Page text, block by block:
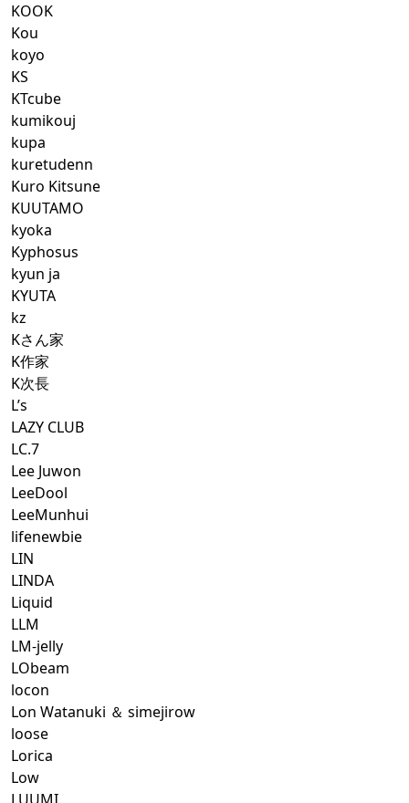
KOOK
Kou
koyo
KS
KTcube
kumikouj
kupa
kuretudenn
Kuro Kitsune
KUUTAMO
kyoka
Kyphosus
kyun ja
KYUTA
kz
Kさん家
K作家
K次長
L’s
LAZY CLUB
LC.7
Lee Juwon
LeeDool
LeeMunhui
lifenewbie
LIN
LINDA
Liquid
LLM
LM-jelly
LObeam
locon
Lon Watanuki ＆ simejirow
loose
Lorica
Low